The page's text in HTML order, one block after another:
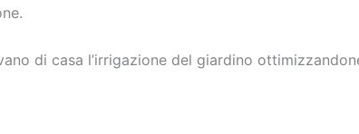
di casa l’irrigazione del giardino